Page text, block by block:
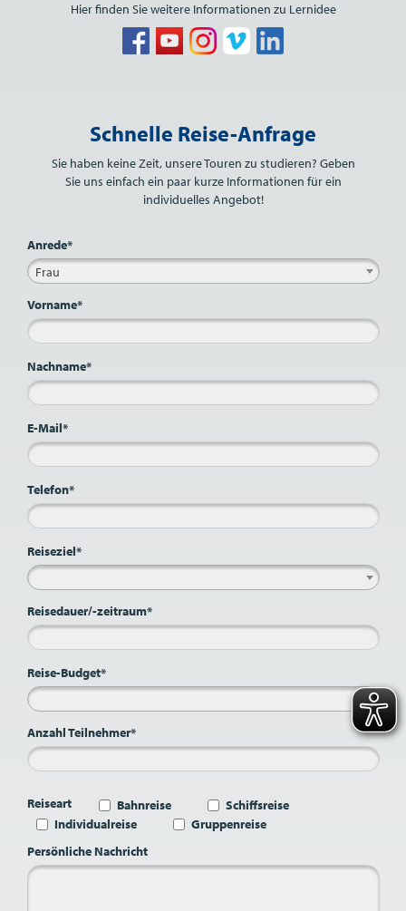
Hier finden Sie weitere Informationen zu Lernidee
Schnelle Reise-Anfrage
Sie haben keine Zeit, unsere Touren zu studieren? Geben
Sie uns einfach ein paar kurze Informationen für ein
individuelles Angebot!
Anrede*
Frau
Vorname*
Nachname*
E-Mail*
Telefon*
Reiseziel*
Reisedauer/-zeitraum*
Reise-Budget*
Anzahl Teilnehmer*
Reiseart Bahnreise
Schiffsreise
Individualreise
Gruppenreise
Persönliche Nachricht